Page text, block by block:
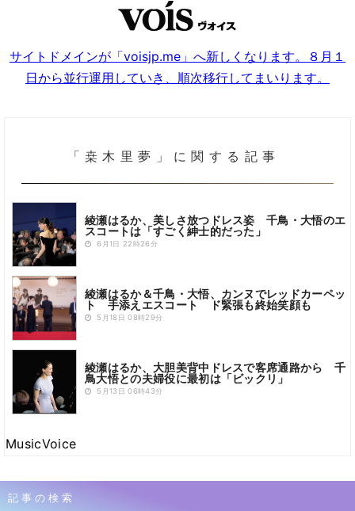
サイトドメインが「voisjp.me」へ新しくなります。８月１
日から並行運用していき、順次移行してまいります。
「桒木里夢」に関する記事
綾瀬はるか、美しさ放つドレス姿 千鳥・大悟のエ
スコートは「すごく紳士的だった」
6月1日 22時26分
綾瀬はるか＆千鳥・大悟、カンヌでレッドカーペッ
ト 手添えエスコート ド緊張も終始笑顔も
5月18日 08時29分
綾瀬はるか、大胆美背中ドレスで客席通路から 千
鳥大悟との夫婦役に最初は「ビックリ」
5月13日 06時43分
MusicVoice
記事の検索